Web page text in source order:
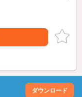
ダウンロード